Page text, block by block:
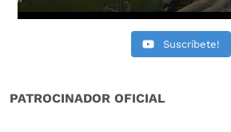
Suscríbete!
PATROCINADOR OFICIAL